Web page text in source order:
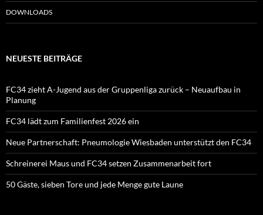
DOWNLOADS
NEUESTE BEITRÄGE
FC34 zieht A-Jugend aus der Gruppenliga zurück – Neuaufbau in
Planung
FC34 lädt zum Familienfest 2026 ein
Neue Partnerschaft: Pneumologie Wiesbaden unterstützt den FC34
Schreinerei Maus und FC34 setzen Zusammenarbeit fort
50 Gäste, sieben Tore und jede Menge gute Laune